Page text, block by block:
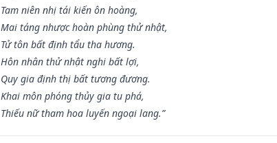
Tam niên nhị tái kiến ôn hoàng,
Mai táng nhược hoàn phùng thử nhật,
Tử tôn bất định tẩu tha hương.
Hôn nhân thử nhật nghi bất lợi,
Quy gia định thị bất tương đương.
Khai môn phóng thủy gia tu phá,
Thiếu nữ tham hoa luyến ngoại lang.”